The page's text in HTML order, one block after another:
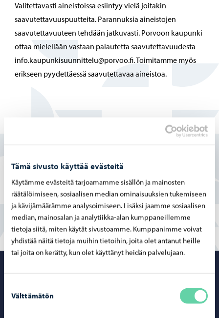
Tämä sivusto käyttää evästeitä
Käytämme evästeitä tarjoamamme sisällön ja mainosten
räätälöimiseen, sosiaalisen median ominaisuuksien tukemiseen
ja kävijämäärämme analysoimiseen. Lisäksi jaamme sosiaalisen
median, mainosalan ja analytiikka-alan kumppaneillemme
tietoja siitä, miten käytät sivustoamme. Kumppanimme voivat
yhdistää näitä tietoja muihin tietoihin, joita olet antanut heille
tai joita on kerätty, kun olet käyttänyt heidän palvelujaan.
valinta
Välttämätön
Valitettavasti aineistoissa esiintyy vielä joitakin
saavutettavuuspuutteita. Parannuksia aineistojen
saavutettavuuteen tehdään jatkuvasti. Porvoon kaupunki
ottaa mielellään vastaan palautetta saavutettavuudesta
info.kaupunkisuunnittelu@porvoo.fi. Toimitamme myös
erikseen pyydettäessä saavutettavaa aineistoa.
En